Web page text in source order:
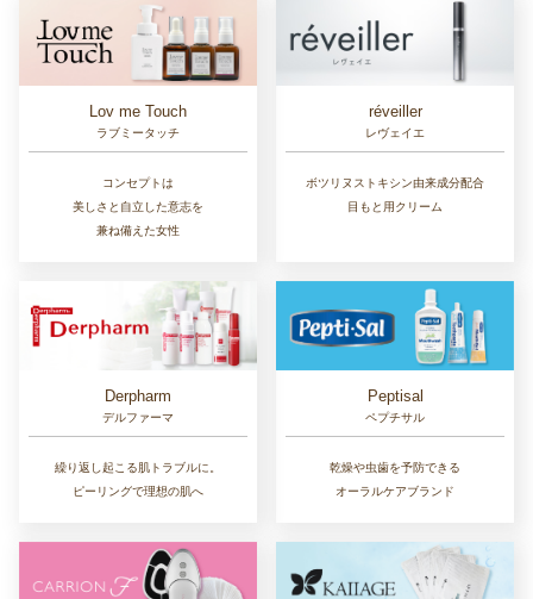
Lov me Touch
ラブミータッチ
コンセプトは
美しさと自立した意志を
兼ね備えた女性
réveiller
レヴェイエ
ボツリヌストキシン由来成分配合
目もと用クリーム
Derpharm
デルファーマ
繰り返し起こる肌トラブルに。
ピーリングで理想の肌へ
Peptisal
ペプチサル
乾燥や虫歯を予防できる
オーラルケアブランド